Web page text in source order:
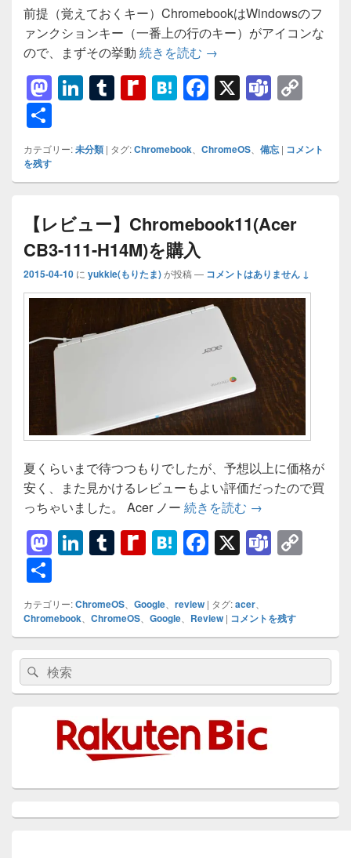
前提（覚えておくキー）ChromebookはWindowsのフ
ァンクションキー（一番上の行のキー）がアイコンな
ので、まずその挙動 続きを読む 備忘）Chromebookでス
→
M
st
o
d
o
n
Li
k
e
dI
n
T
m
bl
r
R
di
ff
M
y
P
a
g
e
H
e
n
a
F
c
e
b
o
o
k
X T
a
m
s
p
y
Li
有
カテゴリー:未分類 | タグ:Chromebook ChromeOS 備忘 | コメント
を残す
【レビュー】Chromebook11(Acer
CB3-111-H14M)を購入
2015-04-10 に yukkie(もりたま)が投稿 — コメントはありません ↓
夏くらいまで待つつもりでしたが、予想以上に価格が
安く、また見かけるレビューもよい評価だったので買
っちゃいました。 Acer ノー 続きを読む 【レビュー】
→
M
st
o
d
o
n
Li
k
e
dI
n
T
m
bl
r
R
di
ff
M
y
P
a
g
e
H
e
n
a
F
c
e
b
o
o
k
X T
m
s Li
n
k
有
カテゴリー:ChromeOS Google review | タグ:acer
Chromebook ChromeOS Google Review | コメントを残す
メ
ン
サ
ィ
検
索:
検
索